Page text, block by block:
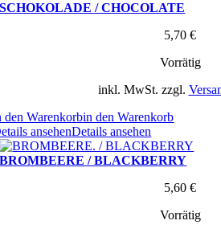
SCHOKOLADE / CHOCOLATE
5,70 €
Vorrätig
inkl. MwSt. zzgl.
den Warenkorbin den Warenkorb
ansehenDetails ansehen
BROMBEERE / BLACKBERRY
5,60 €
Vorrätig